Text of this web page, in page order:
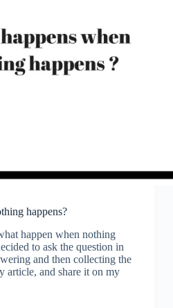
happens?
happen when nothing
to ask the question in
and then collecting the
article, and share it on my